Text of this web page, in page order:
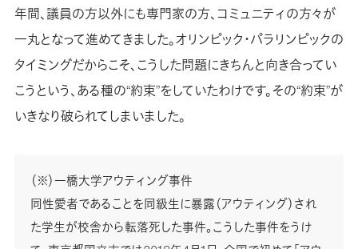
年間、議員の方以外にも専門家の方、コミュニティの方々が
一丸となって進めてきました。オリンピック・パラリンピックの
タイミングだからこそ、こうした問題にきちんと向き合ってい
こうという、ある種の“約束”をしていたわけです。その“約束”が
いきなり破られてしまいました。
（※）一橋大学アウティング事件
同性愛者であることを同級生に暴露（アウティング）され
た学生が校舎から転落死した事件。こうした事件をうけ